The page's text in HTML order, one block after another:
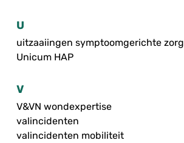
U
uitzaaiingen symptoomgerichte zorg
Unicum HAP
V
V&VN wondexpertise
valincidenten
valincidenten mobiliteit